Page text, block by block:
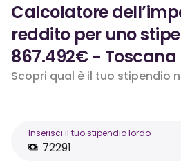
Calcolatore
reddito per uno
867.492€ - Toscana
Scopri qual è il tuo stipendio
Inserisci il tuo stipendio lordo